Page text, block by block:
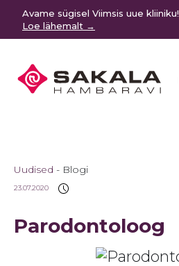
Avame sügisel Viimsis uue kliiniku!
Loe lähemalt →
Uudised Blogi
23.07.2020
Parodontoloog